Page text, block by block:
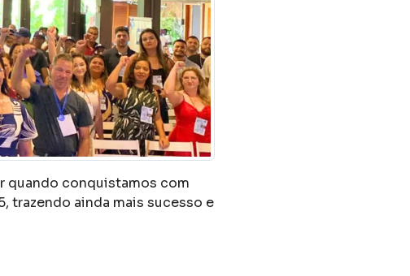
quando conquistamos com
trazendo ainda mais sucesso e